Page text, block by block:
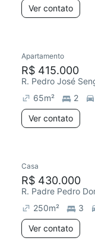
Ver contato
Apartamento
R$ 415.000
R. Pedro José
65m² 2
Ver contato
Casa
R$ 430.000
R. Padre Pedro
250m² 3
Ver contato